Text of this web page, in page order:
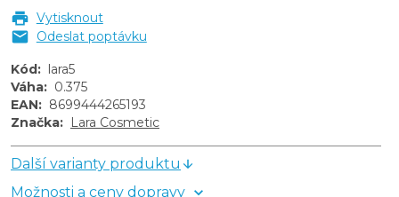
Vytisknout
Odeslat poptávku
Kód: lara5
Váha: 0.375
EAN: 8699444265193
Značka: Lara Cosmetic
Další varianty produktu
Možnosti a ceny dopravy